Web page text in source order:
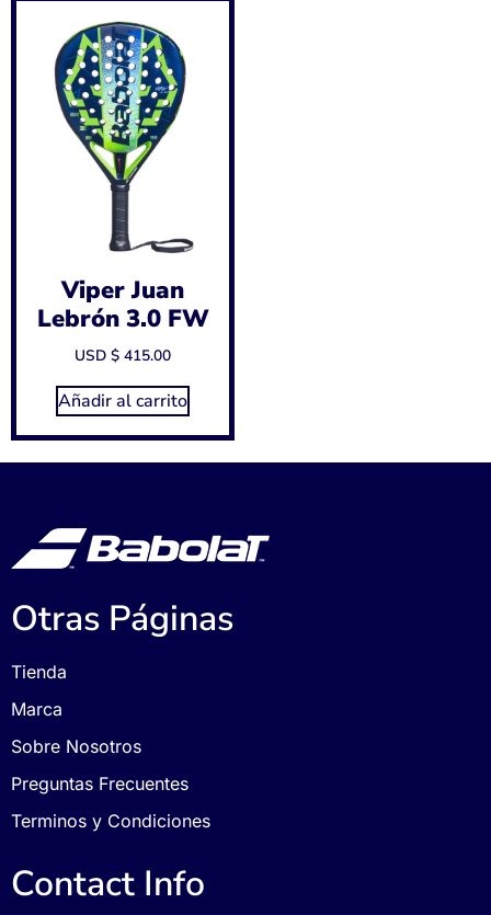
Viper Juan
Lebrón 3.0 FW
USD $ 415.00
Añadir al carrito
Otras Páginas
Tienda
Marca
Sobre Nosotros
Preguntas Frecuentes
Terminos y Condiciones
Contact Info